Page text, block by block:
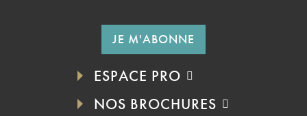
JE M'ABONNE
ESPACE PRO
NOS BROCHURES